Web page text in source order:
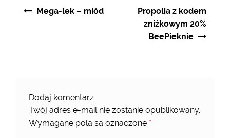
Nawigacja
Mega-lek – miód
Propolia z kodem
zniżkowym 20%
BeePieknie
Dodaj komentarz
Twój adres e-mail nie zostanie opublikowany.
Wymagane pola są oznaczone *